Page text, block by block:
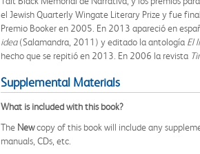
el Jewish Quarterly Wingate Literary Prize y fue
Premio Booker en 2005. En 2013 apareció en
idea(Salamandra, 2011) y editado la antología El
hecho que se repitió en 2013. En 2006 la revista
Supplemental Materials
What is included with this book?
The Newcopy of this book will include any
manuals, CDs, etc.